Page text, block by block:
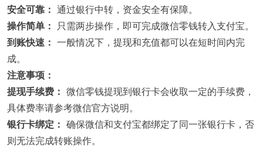
安全可靠： 通过银行中转，资金安全有保障。
操作简单：
只需两步操作，即可完成微信零钱转入支付宝。
到账快速： 一般情况下，提现和充值都可以在短时间内完
成。
注意事项：
提现手续费： 微信零钱提现到银行卡会收取一定的手续费，
具体费率请参考微信官方说明。
银行卡绑定： 确保微信和支付宝都绑定了同一张银行卡，否
则无法完成转账操作。